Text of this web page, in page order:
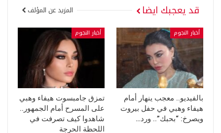
قد يعجبك ايضا المزيد عن المؤلف
أخبار النجوم
بالفيديو.. معجب ينهار أمام
هيفاء وهبي في حفل بيروت
ويصرخ: “بحبك”.. ورد…
أخبار النجوم
تمزق جامبسوت هيفاء وهبي
على المسرح أمام الجمهور..
شاهدوا كيف تصرفت في
اللحظة الحرجة